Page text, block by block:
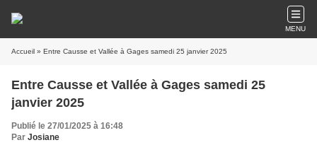
MENU
Accueil » Entre Causse et Vallée à Gages samedi 25 janvier 2025
Entre Causse et Vallée à Gages samedi 25
janvier 2025
Publié le 27/01/2025 à 16:48
Par Josiane